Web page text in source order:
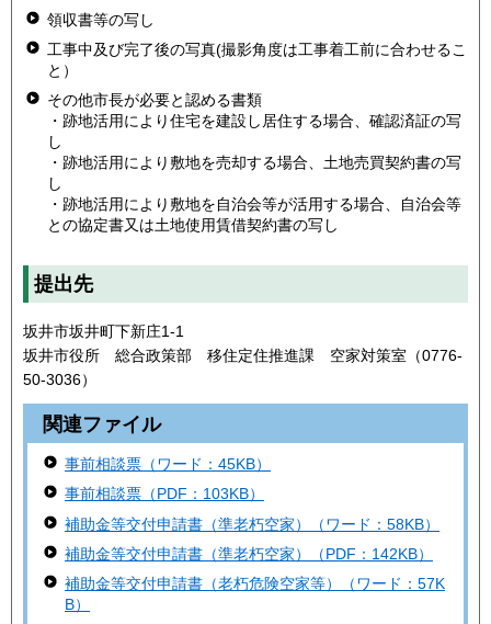
領収書等の写し
工事中及び完了後の写真(撮影角度は工事着工前に合わせるこ
と）
その他市長が必要と認める書類
・跡地活用により住宅を建設し居住する場合、確認済証の写
し
・跡地活用により敷地を売却する場合、土地売買契約書の写
し
・跡地活用により敷地を自治会等が活用する場合、自治会等
との協定書又は土地使用賃借契約書の写し
提出先
坂井市坂井町下新庄1-1
坂井市役所 総合政策部 移住定住推進課 空家対策室（0776-
50-3036）
関連ファイル
事前相談票（ワード：45KB）
事前相談票（PDF：103KB）
補助金等交付申請書（準老朽空家）（ワード：58KB）
補助金等交付申請書（準老朽空家）（PDF：142KB）
補助金等交付申請書（老朽危険空家等）（ワード：57K
B）